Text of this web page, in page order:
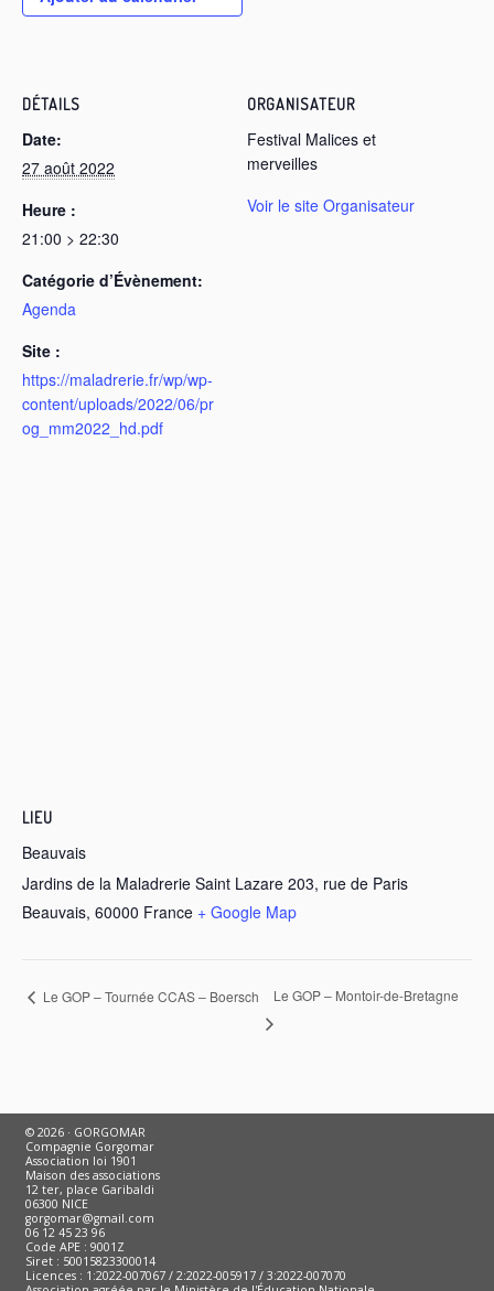
DÉTAILS
Date:
27 août 2022
Heure :
21:00 > 22:30
Catégorie d’Évènement:
Agenda
Site :
https://maladrerie.fr/wp/wp-
content/uploads/2022/06/pr
og_mm2022_hd.pdf
ORGANISATEUR
Festival Malices et
merveilles
Voir le site Organisateur
LIEU
Beauvais
Jardins de la Maladrerie Saint Lazare 203, rue de Paris
Beauvais, 60000 France + Google Map
Le GOP – Tournée CCAS – Boersch Le GOP – Montoir-de-Bretagne
© 2026 · GORGOMAR
Compagnie Gorgomar
Association loi 1901
Maison des associations
12 ter, place Garibaldi
06300 NICE
gorgomar@gmail.com
06 12 45 23 96
Code APE : 9001Z
Siret : 50015823300014
Licences : 1:2022-007067 / 2:2022-005917 / 3:2022-007070